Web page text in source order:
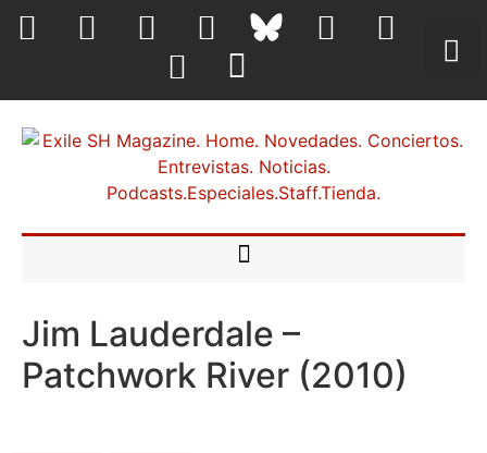
Jim Lauderdale –
Patchwork River (2010)